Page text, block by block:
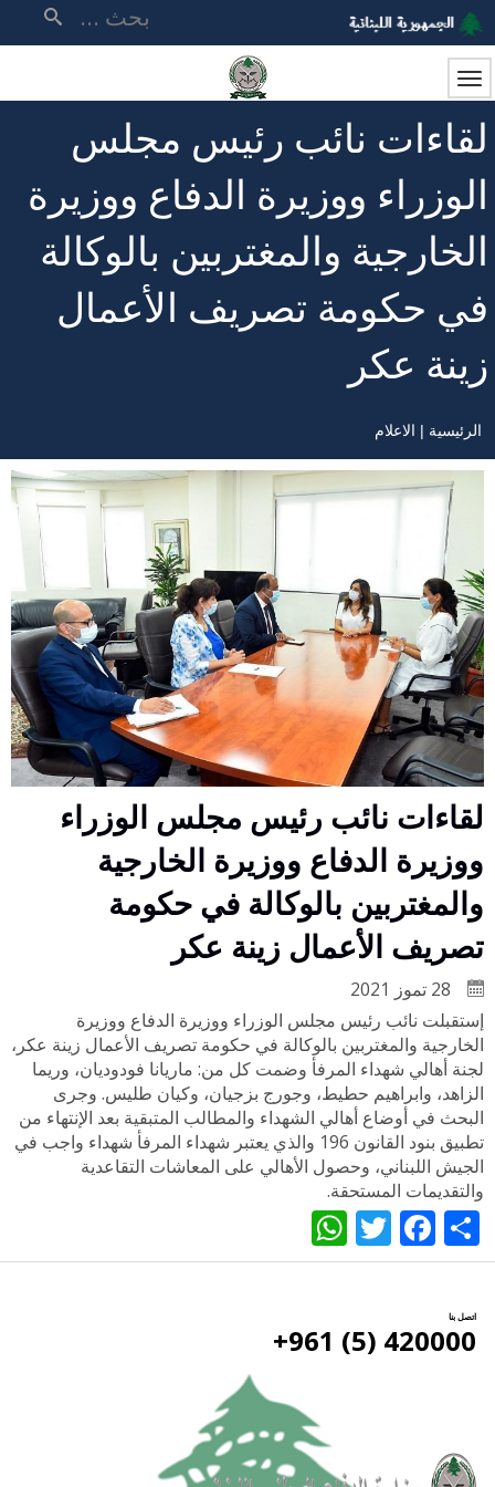
تجاوز
إلى
المحتوى
الرئيسي
لقاءات نائب رئيس مجلس
الوزراء ووزيرة الدفاع ووزيرة
الخارجية والمغتربين بالوكالة
في حكومة تصريف الأعمال
زينة عكر
مسار
التنقل
الرئيسية الاعلام
لقاءات نائب رئيس مجلس الوزراء
ووزيرة الدفاع ووزيرة الخارجية
والمغتربين بالوكالة في حكومة
تصريف الأعمال زينة عكر
إستقبلت نائب رئيس مجلس الوزراء ووزيرة الدفاع ووزيرة
الخارجية والمغتربين بالوكالة في حكومة تصريف الأعمال زينة عكر،
لجنة أهالي شهداء المرفأ وضمت كل من: ماريانا فودوديان، وريما
الزاهد، وابراهيم حطيط، وجورج بزجيان، وكيان طليس. وجرى
البحث في أوضاع أهالي الشهداء والمطالب المتبقية بعد الإنتهاء من
تطبيق بنود القانون 196 والذي يعتبر شهداء المرفأ شهداء واجب في
الجيش اللبناني، وحصول الأهالي على المعاشات التقاعدية
والتقديمات المستحقة.
Share
Facebook
Twitter
اتصل بنا
420000 (5) 961+